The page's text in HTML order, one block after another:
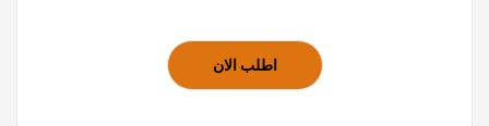
اطلب الان